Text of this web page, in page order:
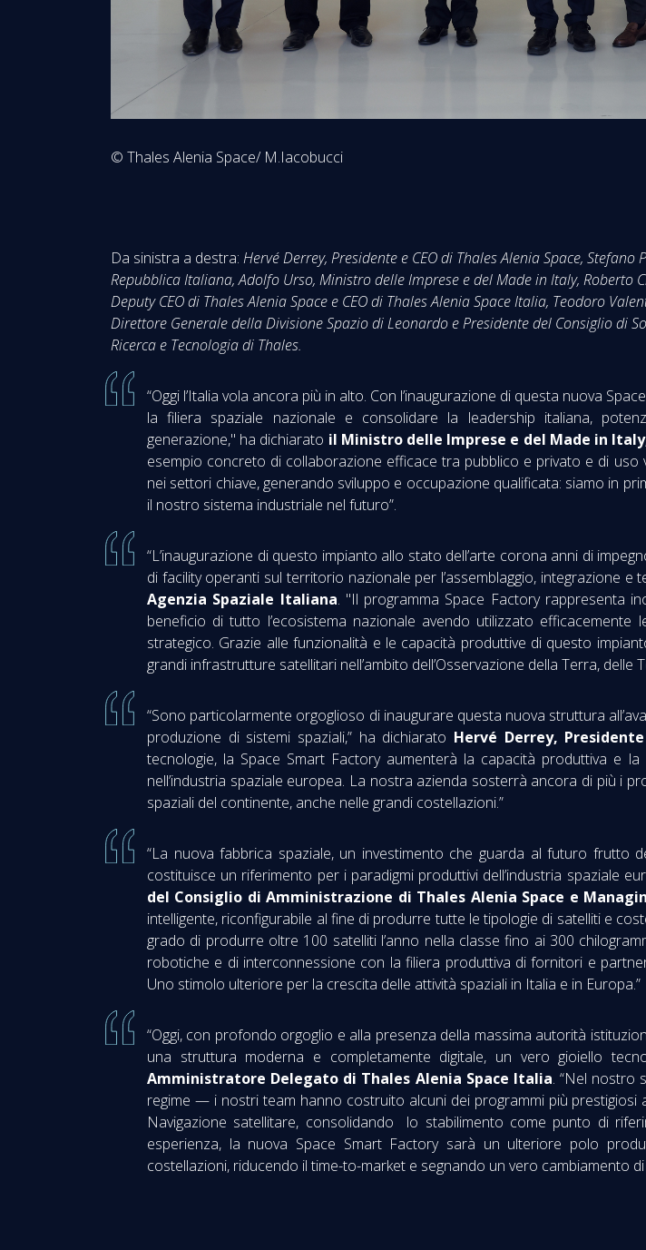
© Thales Alenia Space/ M.Iacobucci
Da sinistra a destra: Hervé Derrey, Presidente e CEO di Thales Alenia Space,
Repubblica Italiana, Adolfo Urso, Ministro delle Imprese e del Made in Italy, Roberto
Deputy CEO di Thales Alenia Space e CEO di Thales Alenia Space Italia, Teodoro
Direttore Generale della Divisione Spazio di Leonardo e Presidente del Consiglio di
Ricerca e Tecnologia di Thales.
“Oggi l’Italia vola ancora più in alto. Con l’inaugurazione di questa nuova
la filiera spaziale nazionale e consolidare la leadership italiana,
generazione," ha dichiarato il Ministro delle Imprese e del Made in
esempio concreto di collaborazione efficace tra pubblico e privato e di uso
nei settori chiave, generando sviluppo e occupazione qualificata: siamo in
il nostro sistema industriale nel futuro”.
“L’inaugurazione di questo impianto allo stato dell’arte corona anni di
di facility operanti sul territorio nazionale per l’assemblaggio, integrazione e
Agenzia Spaziale Italiana. "Il programma Space Factory rappresenta
beneficio di tutto l’ecosistema nazionale avendo utilizzato
strategico. Grazie alle funzionalità e le capacità produttive di questo
grandi infrastrutture satellitari nell’ambito dell’Osservazione della Terra, delle
“Sono particolarmente orgoglioso di inaugurare questa nuova struttura
produzione di sistemi spaziali,” ha dichiarato Hervé Derrey,
tecnologie, la Space Smart Factory aumenterà la capacità produttiva e
nell’industria spaziale europea. La nostra azienda sosterrà ancora di più i
spaziali del continente, anche nelle grandi costellazioni.”
“La nuova fabbrica spaziale, un investimento che guarda al futuro frutto
costituisce un riferimento per i paradigmi produttivi dell’industria spaziale
del Consiglio di Amministrazione di Thales Alenia Space e
intelligente, riconfigurabile al fine di produrre tutte le tipologie di satelliti e
grado di produrre oltre 100 satelliti l’anno nella classe fino ai 300
robotiche e di interconnessione con la filiera produttiva di fornitori e
Uno stimolo ulteriore per la crescita delle attività spaziali in Italia e in Europa.”
“Oggi, con profondo orgoglio e alla presenza della massima autorità
una struttura moderna e completamente digitale, un vero gioiello
Amministratore Delegato di Thales Alenia Space Italia. “Nel nostro
regime — i nostri team hanno costruito alcuni dei programmi più prestigiosi
Navigazione satellitare, consolidando lo stabilimento come punto di
esperienza, la nuova Space Smart Factory sarà un ulteriore polo
costellazioni, riducendo il time-to-market e segnando un vero cambiamento